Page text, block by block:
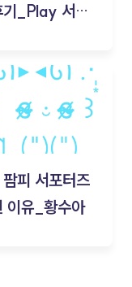
기_Play 서비
피 서포터즈
이유_황수아